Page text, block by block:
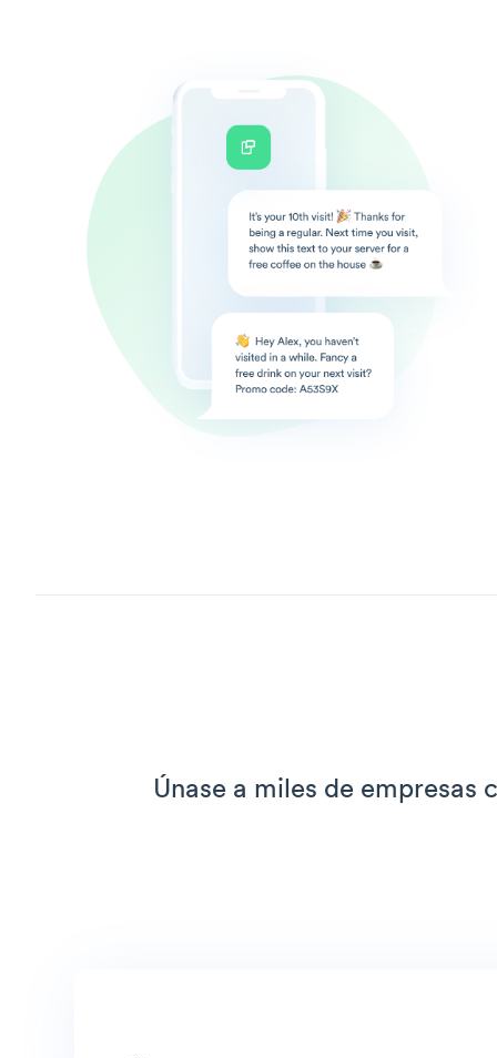
Únase a miles de empresas